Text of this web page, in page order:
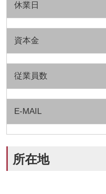
休業日
資本金
従業員数
E-MAIL
所在地